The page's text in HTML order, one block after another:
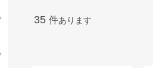
35 件あります